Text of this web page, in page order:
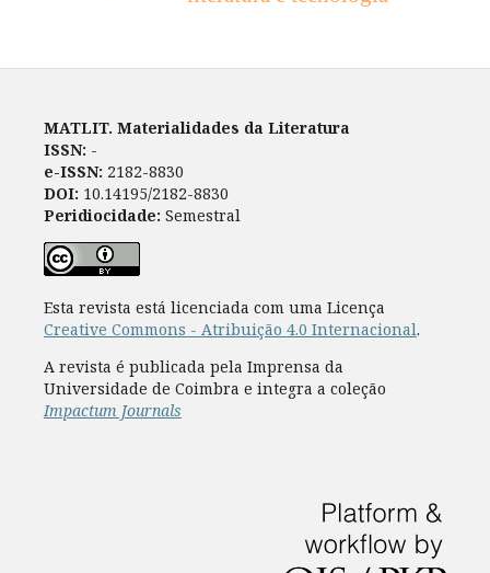
MATLIT. Materialidades da Literatura
ISSN: -
e-ISSN: 2182-8830
DOI: 10.14195/2182-8830
Peridiocidade: Semestral
Esta revista está licenciada com uma Licença
Creative Commons - Atribuição 4.0 Internacional.
A revista é publicada pela Imprensa da
Universidade de Coimbra e integra a coleção
Impactum Journals